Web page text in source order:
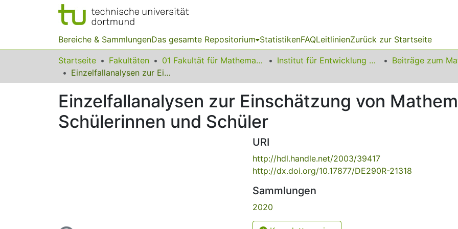
Bereiche & SammlungenDas gesamte Repositorium StatistikenFAQLeitlinienZurück zur Startseite
Startseite Fakultäten 01 Fakultät für Mathematik
Institut für Entwicklung und Erforschung des Mathematikunterrichts
Einzelfallanalysen zur Einschätzung von Mathematikaufgaben durch Schülerinnen und Schüler
Einzelfallanalysen zur Einschätzung von
Schülerinnen und Schüler
URI
http://hdl.handle.net/2003/39417
http://dx.doi.org/10.17877/DE290R-21318
Sammlungen
2020